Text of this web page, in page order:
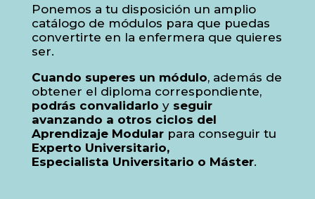
Ponemos a tu disposición un amplio
catálogo de módulos para que puedas
convertirte en la enfermera que quieres
ser.
Cuando superes un módulo, además de
obtener el diploma correspondiente,
podrás convalidarlo y seguir
avanzando a otros ciclos del
Aprendizaje Modularpara conseguir tu
Experto Universitario,
Especialista Universitario o Máster.